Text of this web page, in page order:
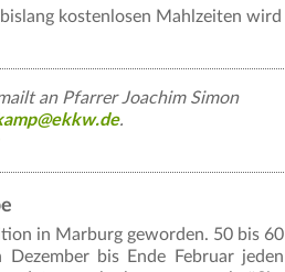
kostenlosen Mahlzeiten wird
an Pfarrer Joachim Simon
.
in Marburg geworden. 50 bis 60
bis Ende Februar jeden